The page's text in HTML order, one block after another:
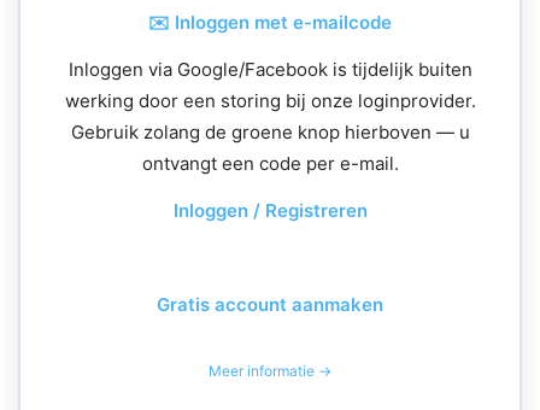
✉️ Inloggen met e-mailcode
Inloggen via Google/Facebook is tijdelijk buiten
werking door een storing bij onze loginprovider.
Gebruik zolang de groene knop hierboven — u
ontvangt een code per e-mail.
Inloggen / Registreren
Gratis account aanmaken
Meer informatie →